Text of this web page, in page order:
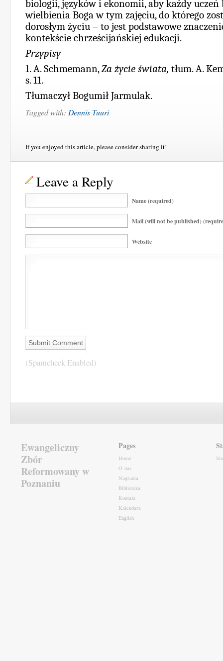
biologii, języków i ekonomii, aby każdy uczeń
wielbienia Boga w tym zajęciu, do którego
dorosłym życiu – to jest podstawowe
kontekście chrześcijańskiej edukacji.
Przypisy
1. A. Schmemann,Za życie świata, tłum. A.
s. 11.
Tłumaczył Bogumił Jarmulak.
Tagged with: Dennis Tuuri
If you enjoyed this article, please consider sharing it!
Leave a Reply
Name (required)
Mail (will not be published)
Website
(Spamcheck Enabled)
Ewangeliczny
Zbór
Reformowany w
Poznaniu
Pages
Home
O nas
Nagrania
Biblioteka
Kontakt
Kalendarz
English